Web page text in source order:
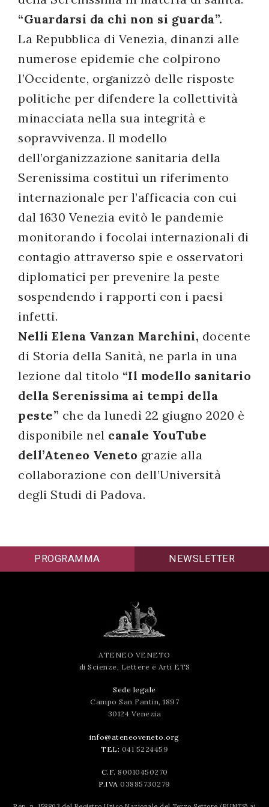
“Guardarsi da chi non si guarda”.
La Repubblica di Venezia, dinanzi alle
numerose epidemie che colpirono
l’Occidente, organizzò delle risposte
politiche per difendere la collettività
minacciata nella sua integrità e
sopravvivenza. Il modello
dell’organizzazione sanitaria della
Serenissima costituì un riferimento
internazionale per l’afficacia con cui
dal 1630 Venezia evitò le pandemie
monitorando i focolai internazionali di
contagio attraverso spie e osservatori
diplomatici per prevenire la peste
sospendendo i rapporti con i paesi
infetti.
Nelli Elena Vanzan Marchini, docente
di Storia della Sanità, ne parla in una
lezione dal titolo “Il modello sanitario
della Serenissima ai tempi della
peste” che da lunedì 22 giugno 2020 è
disponibile nel canale YouTube
dell’Ateneo Veneto grazie alla
collaborazione con dell’Università
degli Studi di Padova.
successo!
PROGRAMMA NEWSLETTER
ATENEO VENETO
di Scienze, Lettere e Arti ETS
Sede legale
Campo San Fantin, 1897
30124 Venezia
info@ateneoveneto.org
TEL: 041 5224459
C.F. 80010450270
P.IVA 03885730279